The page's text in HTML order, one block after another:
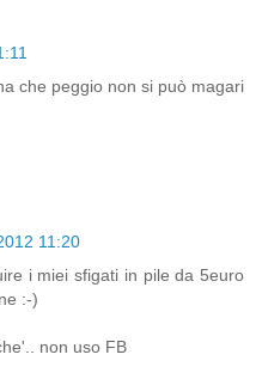
che peggio non si può magari
11:20
i miei sfigati in pile da 5euro
:-)
non uso FB